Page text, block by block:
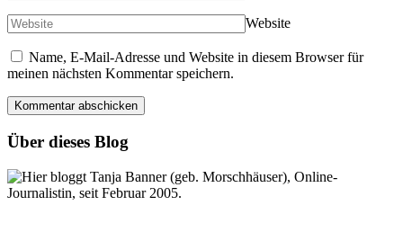
Website
Name, E-Mail-Adresse und Website in diesem Browser für
meinen nächsten Kommentar speichern.
Über dieses Blog
Hier bloggt Tanja Banner (geb. Morschhäuser), Online-
Journalistin, seit Februar 2005.